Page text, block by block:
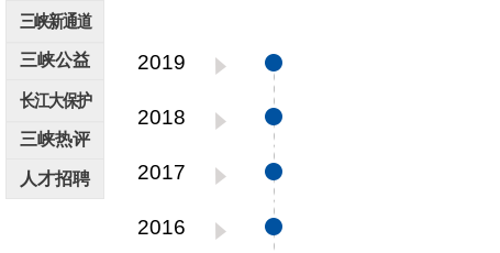
2019
2018
2017
2016
三峡新通道
三峡公益
长江大保护
三峡热评
人才招聘